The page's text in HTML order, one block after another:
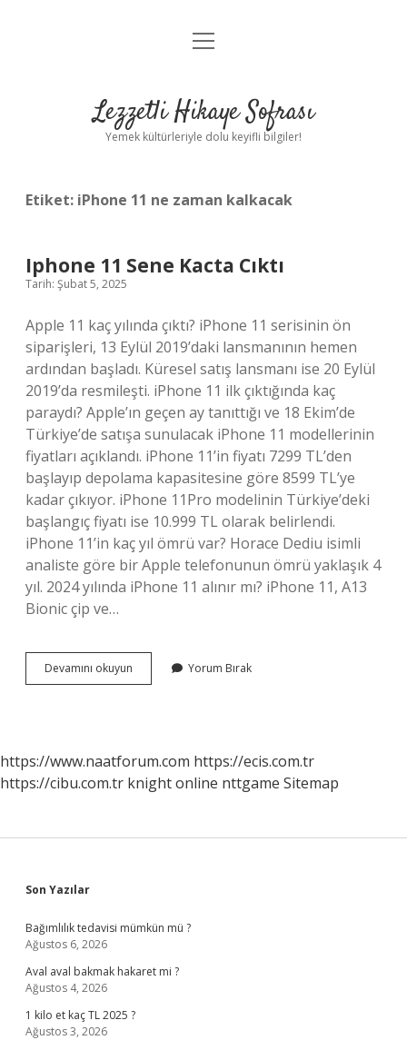
Anasayfa
Yasal Uyarı
menüyü
Lezzetli Hikaye Sofrası
Yemek kültürleriyle dolu keyifli bilgiler!
Etiket: iPhone 11 ne zaman kalkacak
Iphone 11 Sene Kacta Cıktı
Tarih: Şubat 5, 2025
Apple 11 kaç yılında çıktı? iPhone 11 serisinin ön
siparişleri, 13 Eylül 2019’daki lansmanının hemen
ardından başladı. Küresel satış lansmanı ise 20 Eylül
2019’da resmileşti. iPhone 11 ilk çıktığında kaç
paraydı? Apple’ın geçen ay tanıttığı ve 18 Ekim’de
Türkiye’de satışa sunulacak iPhone 11 modellerinin
fiyatları açıklandı. iPhone 11’in fiyatı 7299 TL’den
başlayıp depolama kapasitesine göre 8599 TL’ye
kadar çıkıyor. iPhone 11Pro modelinin Türkiye’deki
başlangıç ​​fiyatı ise 10.999 TL olarak belirlendi.
iPhone 11’in kaç yıl ömrü var? Horace Dediu isimli
analiste göre bir Apple telefonunun ömrü yaklaşık 4
yıl. 2024 yılında iPhone 11 alınır mı? iPhone 11, A13
Bionic çip ve…
Devamını okuyun
11
Yorum Bırak
https://www.naatforum.com https://ecis.com.tr
https://cibu.com.tr knight online nttgame Sitemap
Sidebar
Son Yazılar
Bağımlılık tedavisi mümkün mü ?
Ağustos 6, 2026
Aval aval bakmak hakaret mi ?
Ağustos 4, 2026
1 kilo et kaç TL 2025 ?
Ağustos 3, 2026